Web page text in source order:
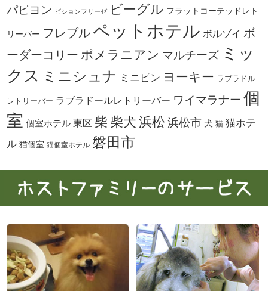
パピヨン ビションフリーゼ ビーグル フラットコーテッドレト
リーバー フレブル ペットホテル ボルゾイ ボ
ーダーコリー ポメラニアン マルチーズ ミッ
クス ミニシュナ ミニピン ヨーキー ラブラドル
レトリーバー ラブラドールレトリーバー ワイマラナー 個
室 個室ホテル 東区 柴 柴犬 浜松 浜松市 犬 猫 猫ホテ
ル 猫個室 猫個室ホテル 磐田市